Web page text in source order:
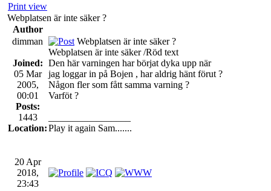
Print view
Webplatsen är inte säker ?
Author
dimman
Joined:
05 Mar
2005,
00:01
Posts:
1443
Location:
Webplatsen är inte säker ?
Webplatsen är inte säker /Röd text
Den här varningen har börjat dyka upp när
jag loggar in på Bojen , har aldrig hänt förut ?
Någon fler som fått samma varning ?
Varföt ?
Play it again Sam.......
20 Apr
2018,
23:43